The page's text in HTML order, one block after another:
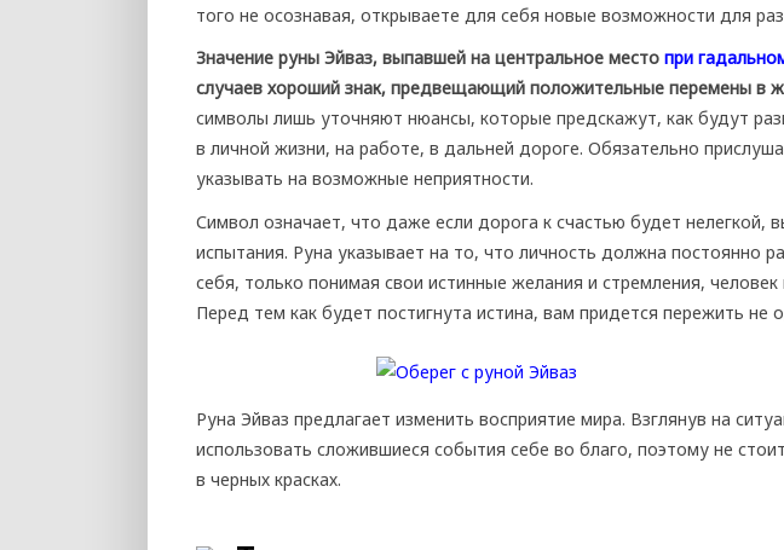
того не осознавая, открываете для себя новые возможности для
Значение руны Эйваз, выпавшей на центральное место при
случаев хороший знак, предвещающий положительные перемены в
символы лишь уточняют нюансы, которые предскажут, как будут
в личной жизни, на работе, в дальней дороге. Обязательно
указывать на возможные неприятности.
Символ означает, что даже если дорога к счастью будет нелегкой,
испытания. Руна указывает на то, что личность должна постоянно
себя, только понимая свои истинные желания и стремления,
Перед тем как будет постигнута истина, вам придется пережить не
Руна Эйваз предлагает изменить восприятие мира. Взглянув на
использовать сложившиеся события себе во благо, поэтому не
в черных красках.